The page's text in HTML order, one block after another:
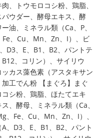
肉、トウモロコシ粉、鶏脂、
パウダー、酵母エキス、酵
油、ミネラル類（Ca、P、
Fe、Cu、Mn、Zn、I）、ビ
D3、E、B1、B2、パントテ
、コリン）、サイリウ
カス藻色素（アスタキサン
工でん粉 【まぐろ】まぐ
シ粉、鶏脂、ほたてエキ
、酵母、ミネラル類（Ca、
、Fe、Cu、Mn、Zn、I）、
、D3、E、B1、B2、パント